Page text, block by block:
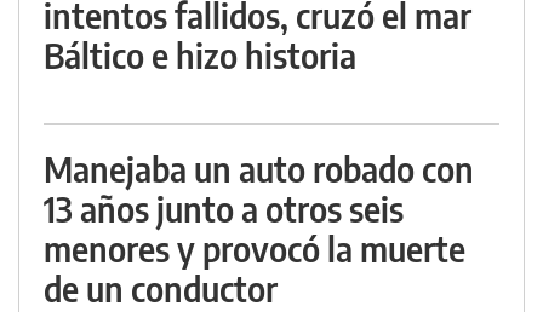
intentos fallidos, cruzó el mar
Báltico e hizo historia
Manejaba un auto robado con
13 años junto a otros seis
menores y provocó la muerte
de un conductor